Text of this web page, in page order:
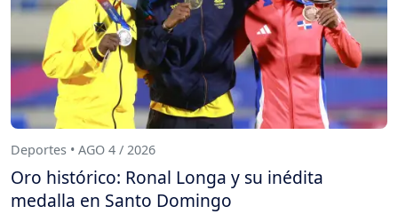
Deportes • AGO 4 / 2026
Oro histórico: Ronal Longa y su inédita
medalla en Santo Domingo